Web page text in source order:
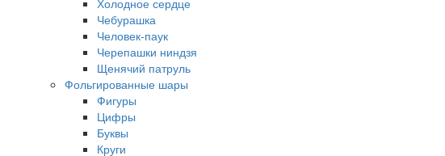
Холодное сердце
Чебурашка
Человек-паук
Черепашки ниндзя
Щенячий патруль
Фольгированные шары
Фигуры
Цифры
Буквы
Круги